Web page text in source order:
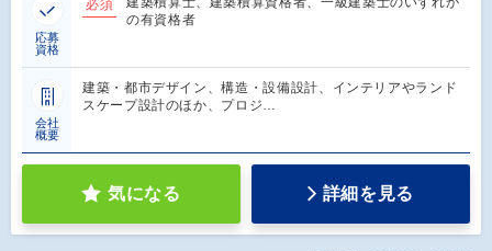
応募
資格
必須
の有資格者
会社
概要
建築・都市デザイン、構造・設備設計、インテリアやランド
スケープ設計のほか、プロジ…
気になる 詳細を見る